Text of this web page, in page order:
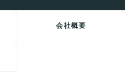
会社概要